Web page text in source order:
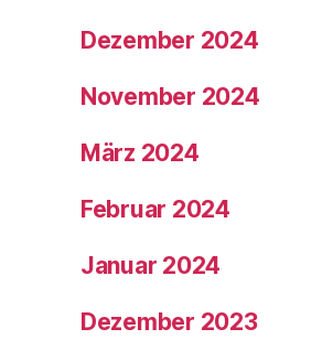
Dezember 2024
November 2024
März 2024
Februar 2024
Januar 2024
Dezember 2023